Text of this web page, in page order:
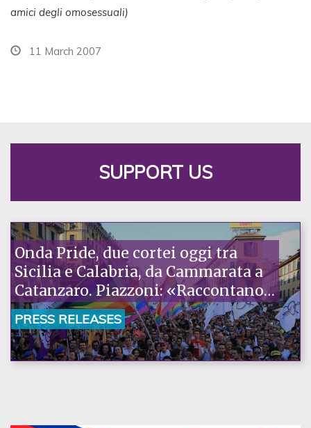
amici degli omosessuali)
11 March 2007
SUPPORT US
Onda Pride, due cortei oggi tra
Sicilia e Calabria, da Cammarata a
Catanzaro. Piazzoni: «Raccontano
la nostra ostinazione»
PRESS RELEASES